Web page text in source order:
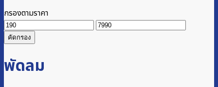
กรองตามราคา
ราคา
ต่ำ
สุด
ราคา
คัดกรอง
พัดลม